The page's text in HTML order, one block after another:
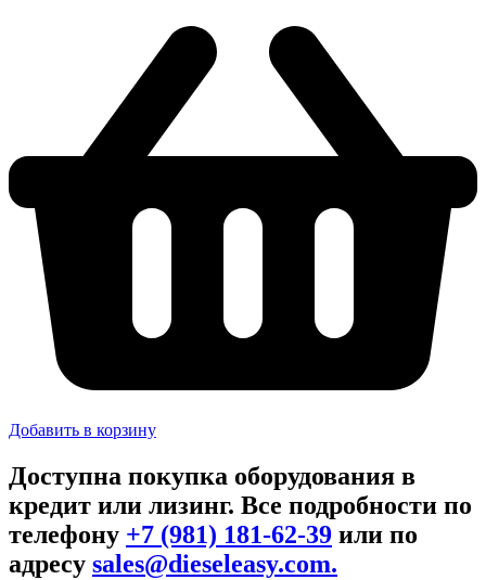
Добавить в корзину
Доступна покупка оборудования в
кредит или лизинг. Все подробности по
телефону +7 (981) 181-62-39 или по
адресу sales@dieseleasy.com.